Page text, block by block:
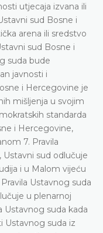
utjecaja izvana ili
sud Bosne i
arena ili sredstvo
sud Bosne i
suda bude
javnosti i
i Hercegovine je
mišljenja u svojim
standarda
i Hercegovine,
7. Pravila
sud odlučuje
i u Malom vijeću
Ustavnog suda
u plenarnoj
Ustavnog suda kada
Ustavnog suda iz